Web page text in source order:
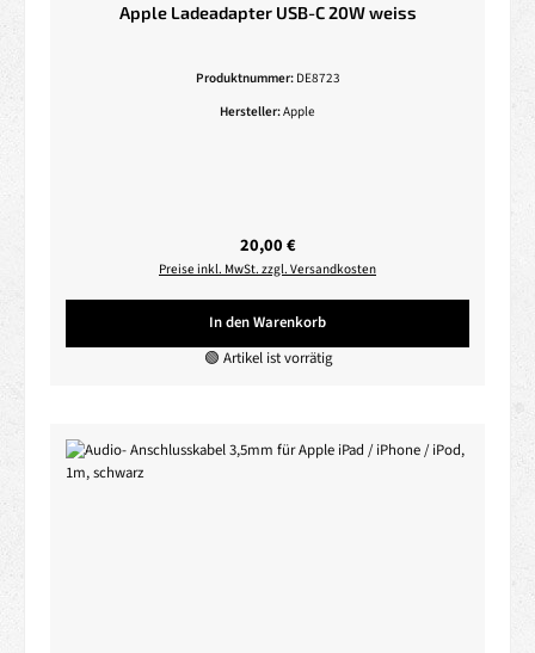
Apple Ladeadapter USB-C 20W weiss
Produktnummer: DE8723
Hersteller:Apple
Regulärer Preis:
20,00 €
Preise inkl. MwSt. zzgl. Versandkosten
In den Warenkorb
🟢 Artikel ist vorrätig